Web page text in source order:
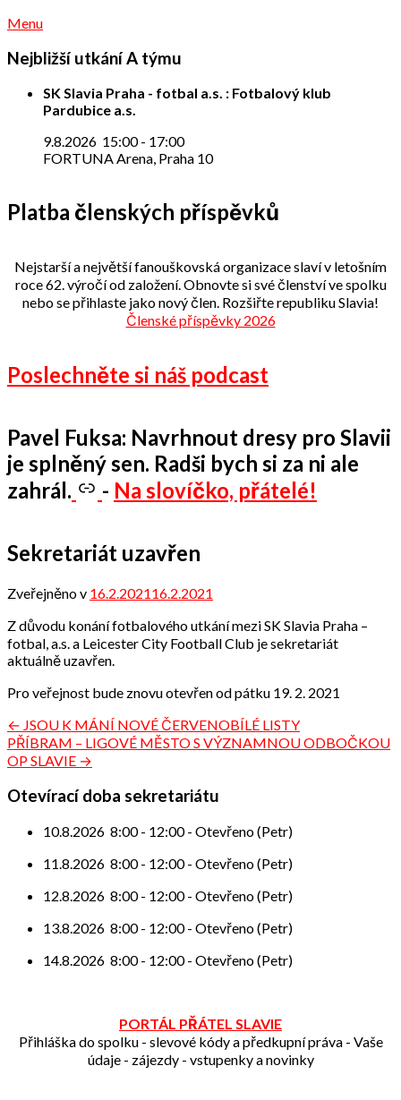
Menu
Nejbližší utkání A týmu
SK Slavia Praha - fotbal a.s. : Fotbalový klub
Pardubice a.s.
9.8.2026 15:00- 17:00
FORTUNA Arena, Praha 10
Platba členských příspěvků
Nejstarší a největší fanouškovská organizace slaví v letošním
roce 62. výročí od založení. Obnovte si své členství ve spolku
nebo se přihlaste jako nový člen. Rozšiřte republiku Slavia!
Členské příspěvky 2026
Poslechněte si náš podcast
Pavel Fuksa: Navrhnout dresy pro Slavii
je splněný sen. Radši bych si za ni ale
zahrál.
- Na slovíčko, přátelé!
Sekretariát uzavřen
Zveřejněno v 16.2.202116.2.2021
přátel
Z důvodu konání fotbalového utkání mezi SK Slavia Praha –
fotbal, a.s. a Leicester City Football Club je sekretariát
aktuálně uzavřen.
Pro veřejnost bude znovu otevřen od pátku 19. 2. 2021
Navigace
pro
← JSOU K MÁNÍ NOVÉ ČERVENOBÍLÉ LISTY
PŘÍBRAM – LIGOVÉ MĚSTO S VÝZNAMNOU ODBOČKOU
OP SLAVIE →
Otevírací doba sekretariátu
10.8.2026 8:00- 12:00- Otevřeno (Petr)
11.8.2026 8:00- 12:00- Otevřeno (Petr)
12.8.2026 8:00- 12:00- Otevřeno (Petr)
13.8.2026 8:00- 12:00- Otevřeno (Petr)
14.8.2026 8:00- 12:00- Otevřeno (Petr)
PORTÁL PŘÁTEL SLAVIE
Přihláška do spolku - slevové kódy a předkupní práva - Vaše
údaje - zájezdy - vstupenky a novinky